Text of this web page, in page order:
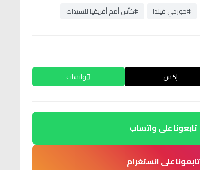
#خورخي فيلدا #كأس أمم أفريقيا للسيدات
إكس واتساب
تابعونا على واتساب
تابعونا على انستغرام